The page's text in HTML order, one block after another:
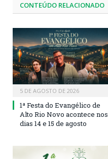
CONTEÚDO RELACIONADO
5 DE AGOSTO DE 2026
1ª Festa do Evangélico de
Alto Rio Novo acontece nos
dias 14 e 15 de agosto